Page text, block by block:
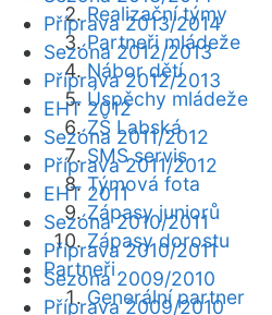
Realizační týmy
Partneři mládeže
Nábor dětí
Úspěchy mládeže
ZŠ Labská
SMS servis
Týmová fota
Zápasy juniorů
Zápasy dorostu
Partneři
Generální partner
Příprava 2013/2014
Sezóna 2012/2013
Příprava 2012/2013
EHT 2012
Sezóna 2011/2012
Příprava 2011/2012
EHT 2011
Sezóna 2010/2011
Příprava 2010/2011
Sezóna 2009/2010
Příprava 2009/2010